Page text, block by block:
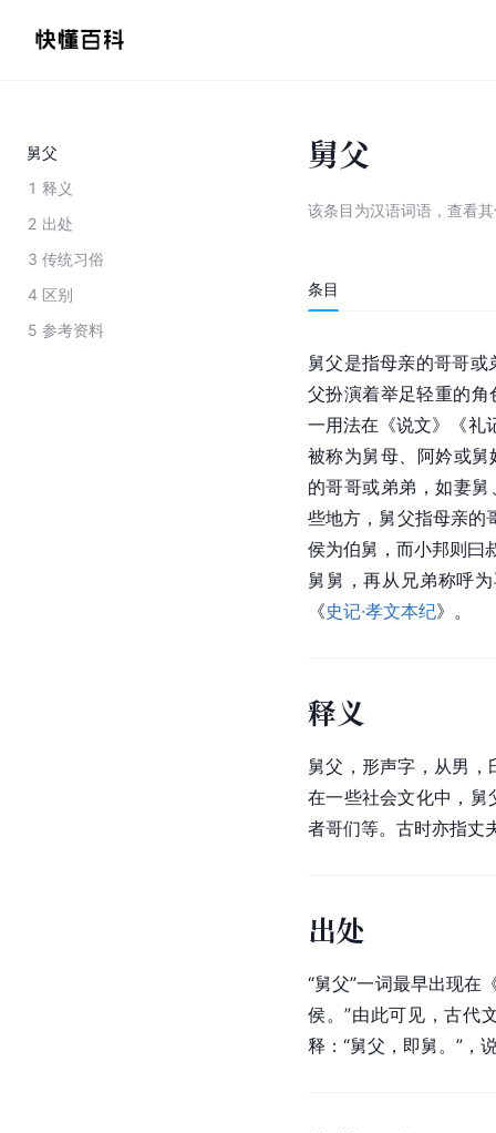
舅父
1 释义
2 出处
3 传统习俗
4 区别
5 参考资料
舅父
该条目为汉语词语 ， 查看
条目
舅父是指母亲的哥哥
父扮演着举足轻重的角
一用法在《说文》《礼
被称为舅母、阿妗或
的哥哥或弟弟，如妻
些地方，舅父指母亲的
侯为伯舅，而小邦则曰
舅舅，再从兄弟称呼
《史记·孝文本纪》。
释义
舅父，形声字，从男
在一些社会文化中，舅
者哥们等。古时亦指丈
出处
“舅父”一词最早出现在
侯。”由此可见，古代
释：“舅父，即舅。”，